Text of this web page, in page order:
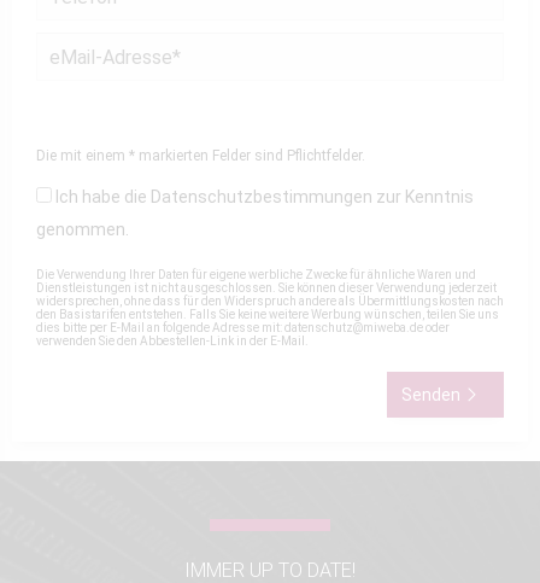
Die mit einem * markierten Felder sind Pflichtfelder.
Ich habe die Datenschutzbestimmungen zur Kenntnis
genommen.
Die Verwendung Ihrer Daten für eigene werbliche Zwecke für ähnliche Waren und
Dienstleistungen ist nicht ausgeschlossen. Sie können dieser Verwendung jederzeit
widersprechen, ohne dass für den Widerspruch andere als Übermittlungskosten nach
den Basistarifen entstehen. Falls Sie keine weitere Werbung wünschen, teilen Sie uns
dies bitte per E-Mail an folgende Adresse mit: datenschutz@miweba.deoder
verwenden Sie den Abbestellen-Link in der E-Mail.
Senden
IMMER UP TO DATE!